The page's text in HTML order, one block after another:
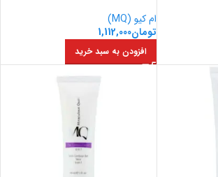
ام کیو (MQ)
تومان1,112,000
افزودن به سبد خرید